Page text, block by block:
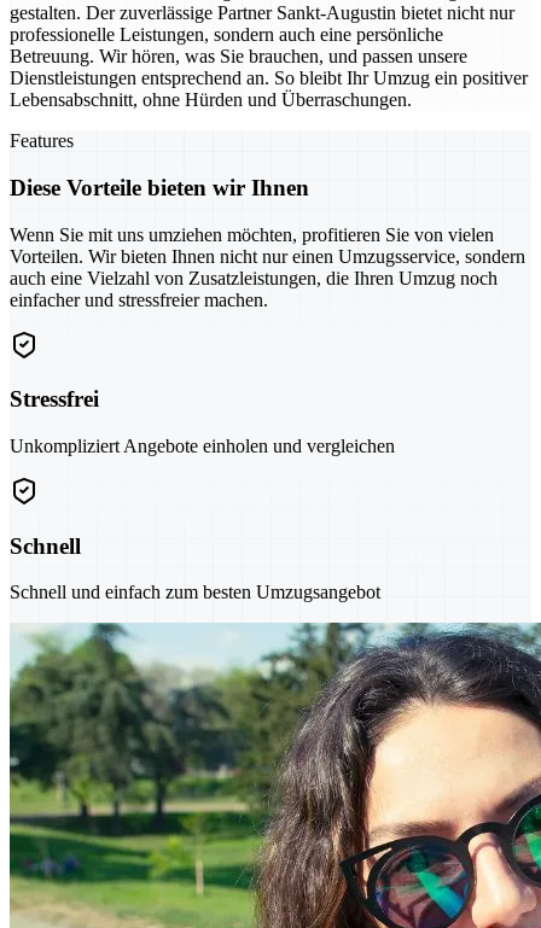
gestalten. Der zuverlässige Partner Sankt-Augustin bietet nicht nur
professionelle Leistungen, sondern auch eine persönliche
Betreuung. Wir hören, was Sie brauchen, und passen unsere
Dienstleistungen entsprechend an. So bleibt Ihr Umzug ein positiver
Lebensabschnitt, ohne Hürden und Überraschungen.
Features
Diese Vorteile bieten wir Ihnen
Wenn Sie mit uns umziehen möchten, profitieren Sie von vielen
Vorteilen. Wir bieten Ihnen nicht nur einen Umzugsservice, sondern
auch eine Vielzahl von Zusatzleistungen, die Ihren Umzug noch
einfacher und stressfreier machen.
Stressfrei
Unkompliziert Angebote einholen und vergleichen
Schnell
Schnell und einfach zum besten Umzugsangebot